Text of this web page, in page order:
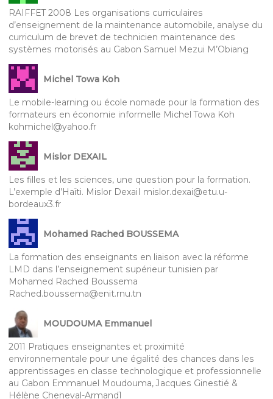
RAIFFET 2008 Les organisations curriculaires
d’enseignement de la maintenance automobile, analyse du
curriculum de brevet de technicien maintenance des
systèmes motorisés au Gabon Samuel Mezui M’Obiang
Michel Towa Koh
Le mobile-learning ou école nomade pour la formation des
formateurs en économie informelle Michel Towa Koh
kohmichel@yahoo.fr
Mislor DEXAIL
Les filles et les sciences, une question pour la formation.
L’exemple d’Haïti. Mislor DexaiI mislor.dexai@etu.u-
bordeaux3.fr
Mohamed Rached BOUSSEMA
La formation des enseignants en liaison avec la réforme
LMD dans l’enseignement supérieur tunisien par
Mohamed Rached Boussema
Rached.boussema@enit.rnu.tn
MOUDOUMA Emmanuel
2011 Pratiques enseignantes et proximité
environnementale pour une égalité des chances dans les
apprentissages en classe technologique et professionnelle
au Gabon Emmanuel Moudouma, Jacques Ginestié &
Hélène Cheneval-Armand1